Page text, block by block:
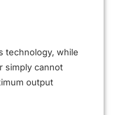
technology, while
simply cannot
output